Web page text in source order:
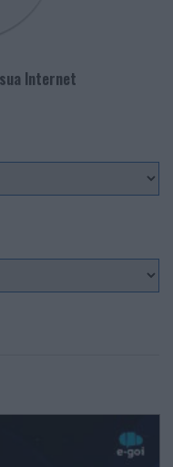
Internet